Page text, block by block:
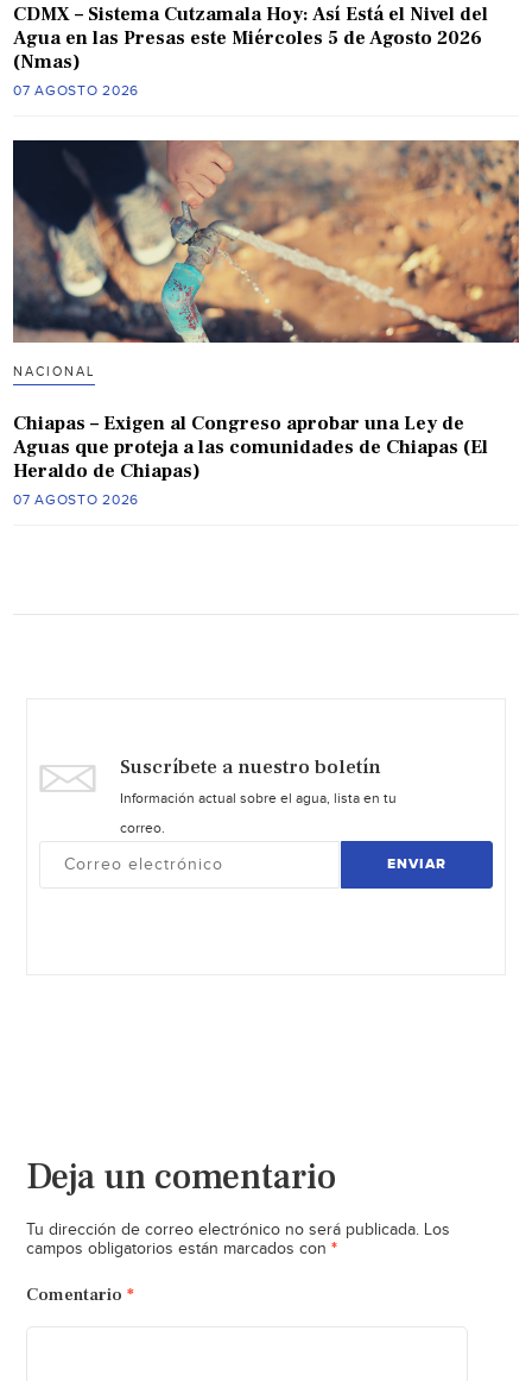
CDMX – Sistema Cutzamala Hoy: Así Está el Nivel del
Agua en las Presas este Miércoles 5 de Agosto 2026
(Nmas)
07 AGOSTO 2026
NACIONAL
Chiapas – Exigen al Congreso aprobar una Ley de
Aguas que proteja a las comunidades de Chiapas (El
Heraldo de Chiapas)
07 AGOSTO 2026
Suscríbete a nuestro boletín
Información actual sobre el agua, lista en tu
correo.
ENVIAR
Deja un comentario
Tu dirección de correo electrónico no será publicada. Los
campos obligatorios están marcados con *
Comentario *